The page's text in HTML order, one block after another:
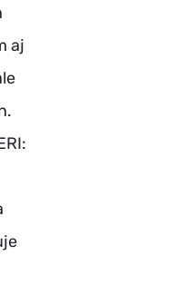
aj